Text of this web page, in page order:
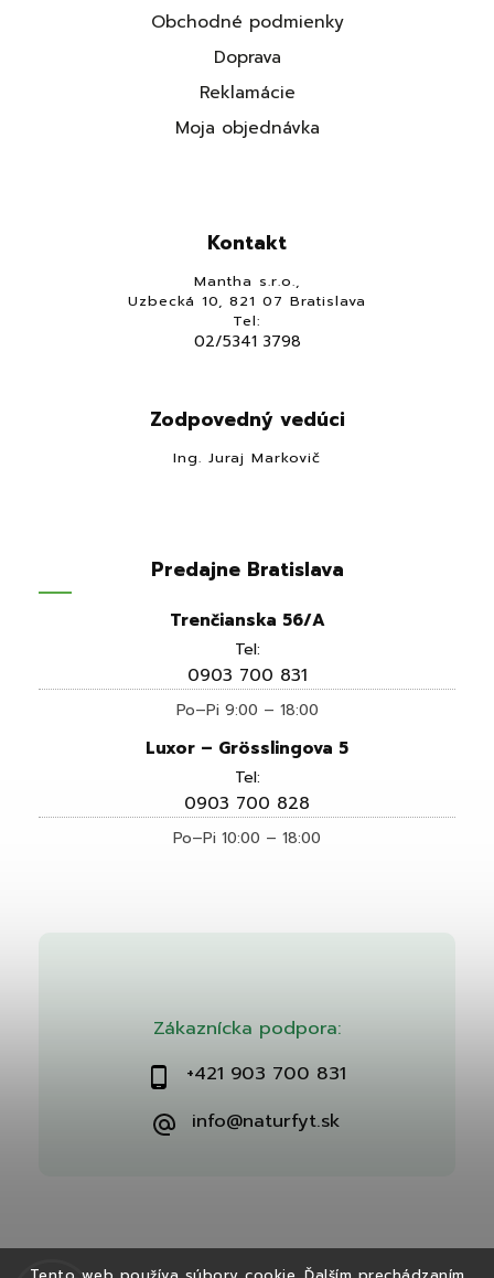
Zákaznícka podpora:
+421 903 700 831
info@naturfyt.sk
Obchodné podmienky
Doprava
Reklamácie
Moja objednávka
Kontakt
Mantha s.r.o.,
Uzbecká 10, 821 07 Bratislava
Tel:
02/5341 3798
Zodpovedný vedúci
Ing. Juraj Markovič
Predajne Bratislava
Trenčianska 56/A
Tel:
0903 700 831
Po–Pi 9:00 – 18:00
Luxor – Grösslingova 5
Tel:
0903 700 828
Po–Pi 10:00 – 18:00